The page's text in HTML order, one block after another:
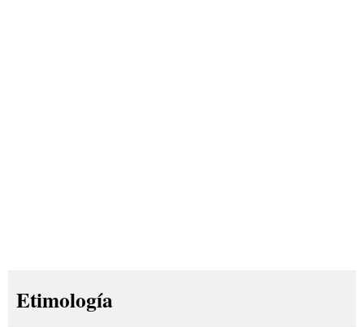
Etimología